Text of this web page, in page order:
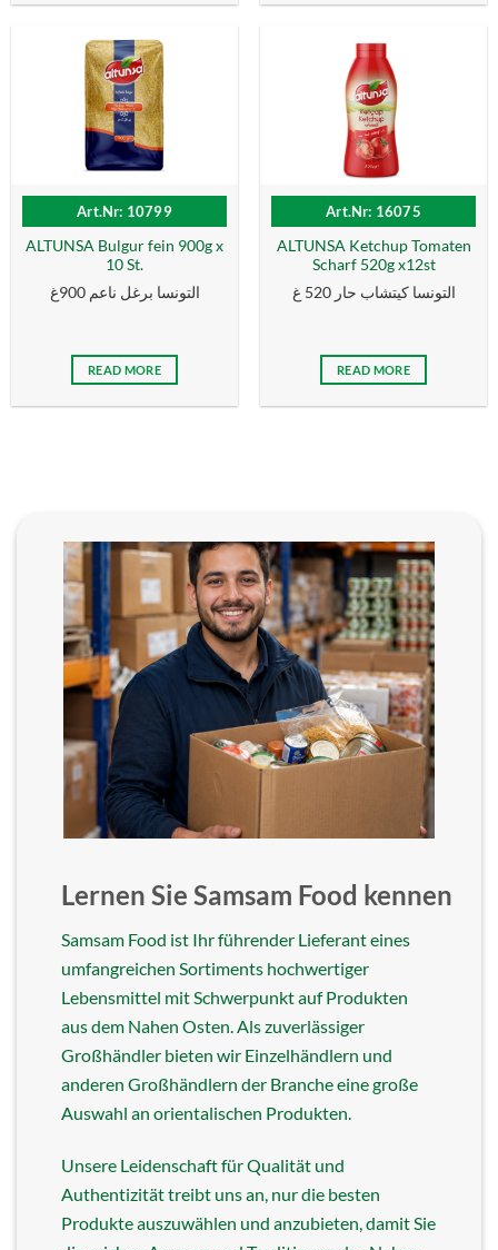
Art.Nr: 10799
ALTUNSA Bulgur fein 900g x
10 St.
التونسا برغل ناعم 900غ
READ MORE
Art.Nr: 16075
ALTUNSA Ketchup Tomaten
Scharf 520g x12st
التونسا كيتشاب حار 520 غ
READ MORE
Lernen Sie Samsam Food kennen
Samsam Food ist Ihr führender Lieferant eines
umfangreichen Sortiments hochwertiger
Lebensmittel mit Schwerpunkt auf Produkten
aus dem Nahen Osten. Als zuverlässiger
Großhändler bieten wir Einzelhändlern und
anderen Großhändlern der Branche eine große
Auswahl an orientalischen Produkten.
Unsere Leidenschaft für Qualität und
Authentizität treibt uns an, nur die besten
Produkte auszuwählen und anzubieten, damit Sie